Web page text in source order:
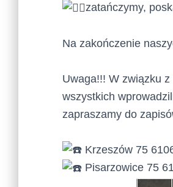
zatańczymy,
Na zakończenie
Uwaga!!! W związku
wszystkich
zapraszamy do
Krzeszów 75
Pisarzowice 75